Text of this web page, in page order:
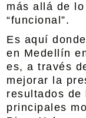
más allá de
“funcional”.
Es aquí
en Medellín
es, a través
mejorar la
resultados de
principales